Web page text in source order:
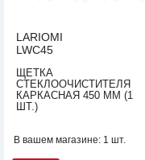
LARIOMI
LWC45
ЩЕТКА
СТЕКЛООЧИСТИТЕЛЯ
КАРКАСНАЯ 450 ММ (1
ШТ.)
В вашем магазине: 1 шт.